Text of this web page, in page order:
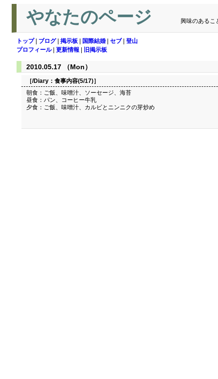
やなたのページ 興味のあるこ
トップ| ブログ| 掲示板 国際結婚 セブ| 登山
プロフィール| 更新情報 旧掲示板
2010.05.17 （Mon）
［/Diary： 食事内容(5/17)］
朝食：ご飯、味噌汁、ソーセージ、海苔
昼食：パン、コーヒー牛乳
夕食：ご飯、味噌汁、カルビとニンニクの芽炒め